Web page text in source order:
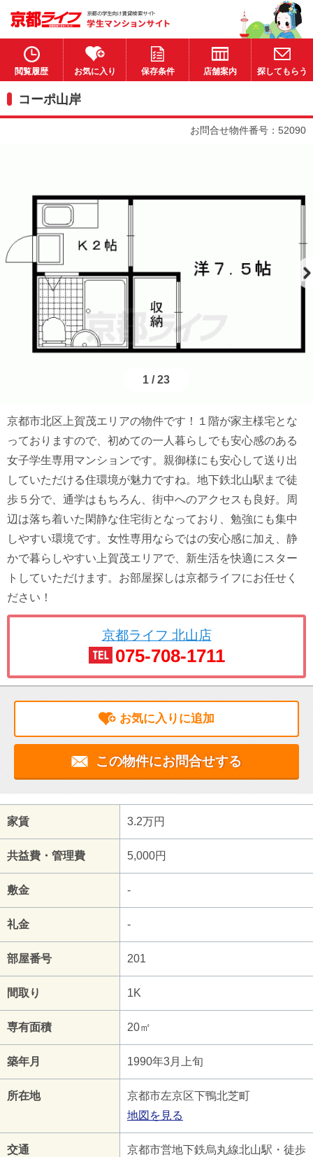
閲覧履歴 お気に入り 保存条件 店舗案内 探してもらう
コーポ山岸
お問合せ物件番号：52090
1 /23
京都市北区上賀茂エリアの物件です！１階が家主様宅とな
っておりますので、初めての一人暮らしでも安心感のある
女子学生専用マンションです。親御様にも安心して送り出
していただける住環境が魅力ですね。地下鉄北山駅まで徒
歩５分で、通学はもちろん、街中へのアクセスも良好。周
辺は落ち着いた閑静な住宅街となっており、勉強にも集中
しやすい環境です。女性専用ならではの安心感に加え、静
かで暮らしやすい上賀茂エリアで、新生活を快適にスター
トしていただけます。お部屋探しは京都ライフにお任せく
ださい！
京都ライフ 北山店
075-708-1711
お気に入りに追加
この物件にお問合せする
家賃 3.2万円
共益費・管理費 5,000円
敷金 -
礼金 -
部屋番号 201
間取り 1K
専有面積 20㎡
築年月 1990年3月上旬
所在地
京都市左京区下鴨北芝町
地図を見る
交通
京都市営地下鉄烏丸線北山駅・徒歩